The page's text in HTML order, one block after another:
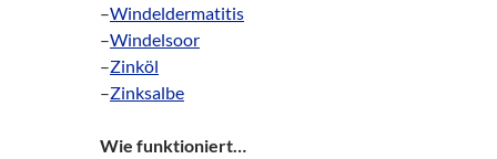
–Windeldermatitis
–Windelsoor
–Zinköl
–Zinksalbe
Wie funktioniert…